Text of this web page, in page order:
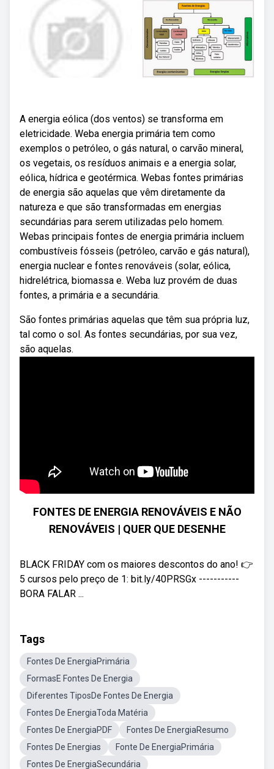
A energia eólica (dos ventos) se transforma em
eletricidade. Weba energia primária tem como
exemplos o petróleo, o gás natural, o carvão mineral,
os vegetais, os resíduos animais e a energia solar,
eólica, hídrica e geotérmica. Webas fontes primárias
de energia são aquelas que vêm diretamente da
natureza e que são transformadas em energias
secundárias para serem utilizadas pelo homem.
Webas principais fontes de energia primária incluem
combustíveis fósseis (petróleo, carvão e gás natural),
energia nuclear e fontes renováveis (solar, eólica,
hidrelétrica, biomassa e. Weba luz provém de duas
fontes, a primária e a secundária.
São fontes primárias aquelas que têm sua própria luz,
tal como o sol. As fontes secundárias, por sua vez,
são aquelas.
FONTES DE ENERGIA RENOVÁVEIS E NÃO
RENOVÁVEIS | QUER QUE DESENHE
BLACK FRIDAY com os maiores descontos do ano! 👉
5 cursos pelo preço de 1: bit.ly/40PRSGx -----------
BORA FALAR ...
Tags
Fontes De EnergiaPrimária
FormasE Fontes De Energia
Diferentes TiposDe Fontes De Energia
Fontes De EnergiaToda Matéria
Fontes De EnergiaPDF
Fontes De EnergiaResumo
Fontes De Energias
Fonte De EnergiaPrimária
Fontes De EnergiaSecundária